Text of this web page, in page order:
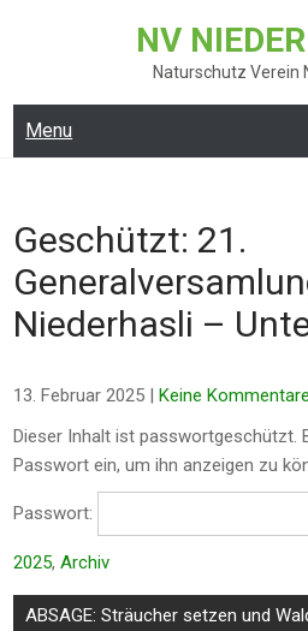
NV
Naturschutz Verein
Menu
Geschützt: 21.
Niederhasli –
13. Februar 2025 |Keine Kommentare
Dieser Inhalt ist passwortgeschützt.
Passwort ein, um ihn anzeigen zu
Passwort:
2025,Archiv
Beitragsnavigation
ABSAGE: Sträucher setzen und